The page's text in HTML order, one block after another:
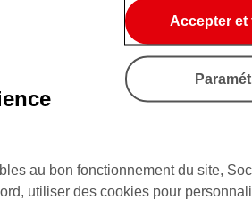
au bon fonctionnement du site,
utiliser des cookies pour
Accepter et